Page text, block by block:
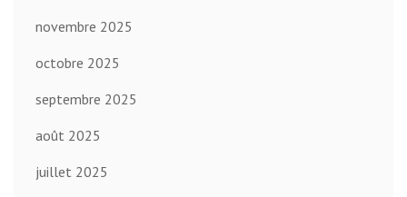
novembre 2025
octobre 2025
septembre 2025
août 2025
juillet 2025